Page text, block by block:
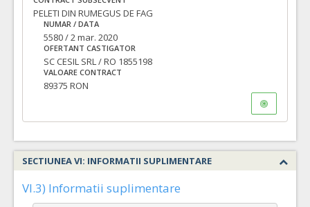
PELETI DIN RUMEGUS DE FAG
NUMAR / DATA
5580 / 2 mar. 2020
OFERTANT CASTIGATOR
SC CESIL SRL / RO 1855198
VALOARE CONTRACT
89375 RON
SECTIUNEA VI: INFORMATII SUPLIMENTARE
VI.3) Informatii suplimentare